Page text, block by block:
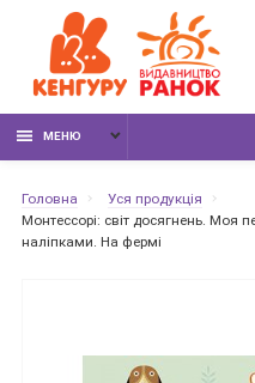
МЕНЮ
Головна
Уся продукція
Монтессорі: світ досягнень. Моя
наліпками. На фермі